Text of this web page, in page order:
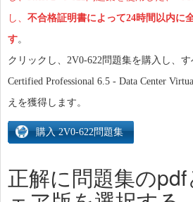
し、 不合格証明書によって24時間以内に
す。
クリックし、2V0-622問題集を購入し、
Certified Professional 6.5 - Data Center
えを獲得します。
正解に問題集の